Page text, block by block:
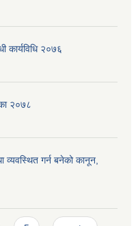
कार्यविधि २०७६
२०७८
व्यवस्थित गर्न बनेको कानून,